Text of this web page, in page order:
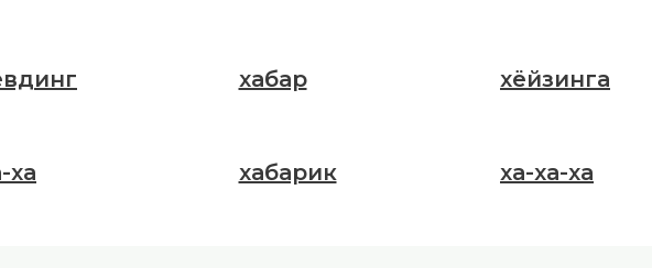
хабар хёйзинга
ха хабарик ха-ха-ха